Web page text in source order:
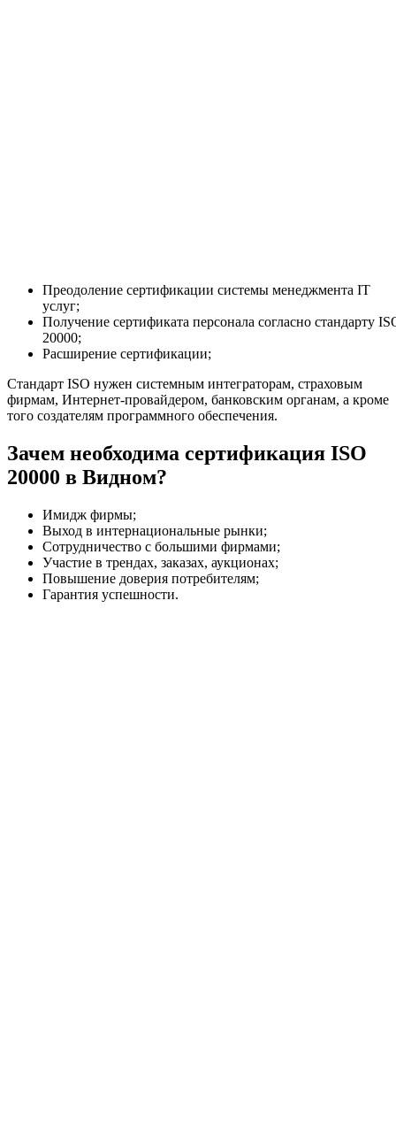
Преодоление сертификации системы менеджмента IT
услуг;
Получение сертификата персонала согласно стандарту
20000;
Расширение сертификации;
Стандарт ISO нужен системным интеграторам, страховым
фирмам, Интернет-провайдером, банковским органам, а кроме
того создателям программного обеспечения.
Зачем необходима сертификация ISO
20000 в Видном?
Имидж фирмы;
Выход в интернациональные рынки;
Сотрудничество с большими фирмами;
Участие в трендах, заказах, аукционах;
Повышение доверия потребителям;
Гарантия успешности.